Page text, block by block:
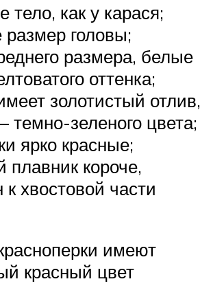
тело, как у карася;
головы;
размера, белые
оттенка;
золотистый отлив,
темно-зеленого цвета;
ярко красные;
плавник короче,
хвостовой части
имеют
красный цвет